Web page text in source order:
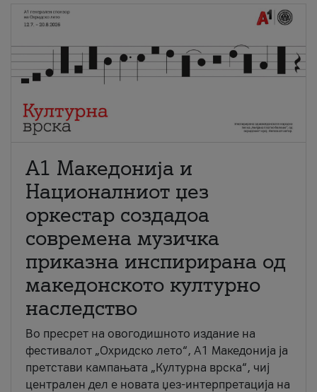
А1 Македонија и
Националниот џез
оркестар создадоа
современа музичка
приказна инспирирана од
македонското културно
наследство
Во пресрет на овогодишното издание на
фестивалот „Охридско лето“, А1 Македонија ја
претстави кампањата „Културна врска“, чиј
централен дел е новата џез-интерпретација на